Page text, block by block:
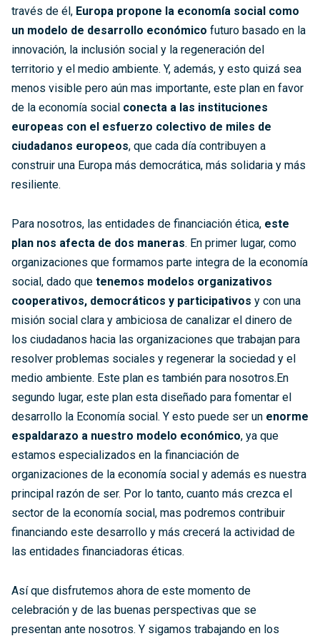
través de él, Europa propone la economía social como
un modelo de desarrollo económico futuro basado en la
innovación, la inclusión social y la regeneración del
territorio y el medio ambiente. Y, además, y esto quizá sea
menos visible pero aún mas importante, este plan en favor
de la economía social conecta a las instituciones
europeas con el esfuerzo colectivo de miles de
ciudadanos europeos, que cada día contribuyen a
construir una Europa más democrática, más solidaria y más
resiliente.
Para nosotros, las entidades de financiación ética, este
plan nos afecta de dos maneras. En primer lugar, como
organizaciones que formamos parte integra de la economía
social, dado que tenemos modelos organizativos
cooperativos, democráticos y participativos y con una
misión social clara y ambiciosa de canalizar el dinero de
los ciudadanos hacia las organizaciones que trabajan para
resolver problemas sociales y regenerar la sociedad y el
medio ambiente. Este plan es también para nosotros.En
segundo lugar, este plan esta diseñado para fomentar el
desarrollo la Economía social. Y esto puede ser un enorme
espaldarazo a nuestro modelo económico, ya que
estamos especializados en la financiación de
organizaciones de la economía social y además es nuestra
principal razón de ser. Por lo tanto, cuanto más crezca el
sector de la economía social, mas podremos contribuir
financiando este desarrollo y más crecerá la actividad de
las entidades financiadoras éticas.
Así que disfrutemos ahora de este momento de
celebración y de las buenas perspectivas que se
presentan ante nosotros. Y sigamos trabajando en los